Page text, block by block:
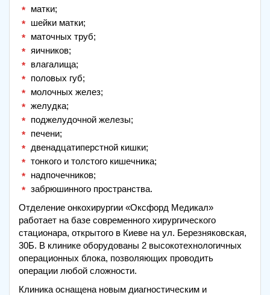
матки;
шейки матки;
маточных труб;
яичников;
влагалища;
половых губ;
молочных желез;
желудка;
поджелудочной железы;
печени;
двенадцатиперстной кишки;
тонкого и толстого кишечника;
надпочечников;
забрюшинного пространства.
Отделение онкохирургии «Оксфорд Медикал»
работает на базе современного хирургического
стационара, открытого в Киеве на ул. Березняковская,
30Б. В клинике оборудованы 2 высокотехнологичных
операционных блока, позволяющих проводить
операции любой сложности.
Клиника оснащена новым диагностическим и